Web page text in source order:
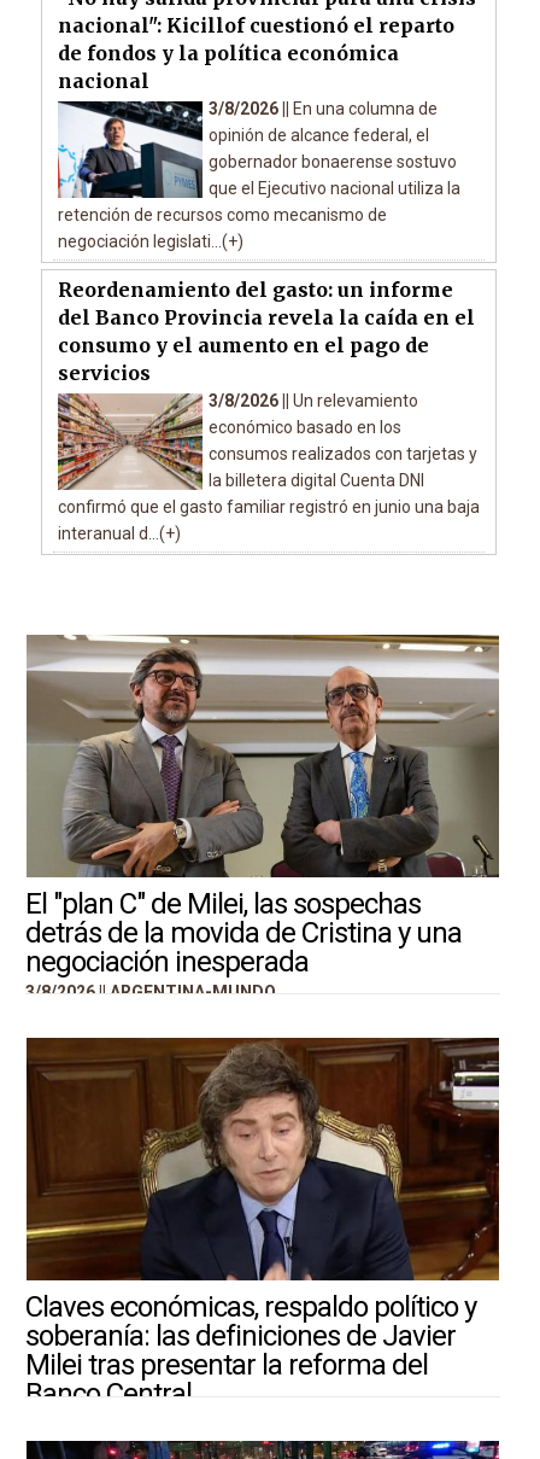
nacional": Kicillof cuestionó el reparto
de fondos y la política económica
nacional
3/8/2026 ||
En una columna de
opinión de alcance federal, el
gobernador bonaerense sostuvo
que el Ejecutivo nacional utiliza la
retención de recursos como mecanismo de
negociación legislati...(+)
Reordenamiento del gasto: un informe
del Banco Provincia revela la caída en el
consumo y el aumento en el pago de
servicios
3/8/2026 || Un relevamiento
económico basado en los
consumos realizados con tarjetas y
la billetera digital Cuenta DNI
confirmó que el gasto familiar registró en junio una baja
interanual d...(+)
El "plan C" de Milei, las sospechas
detrás de la movida de Cristina y una
negociación inesperada
3/8/2026 || ARGENTINA-MUNDO
Claves económicas, respaldo político y
soberanía: las definiciones de Javier
Milei tras presentar la reforma del
Banco Central